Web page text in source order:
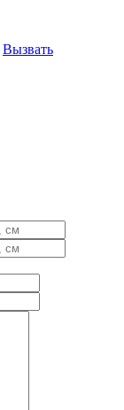
Вызвать